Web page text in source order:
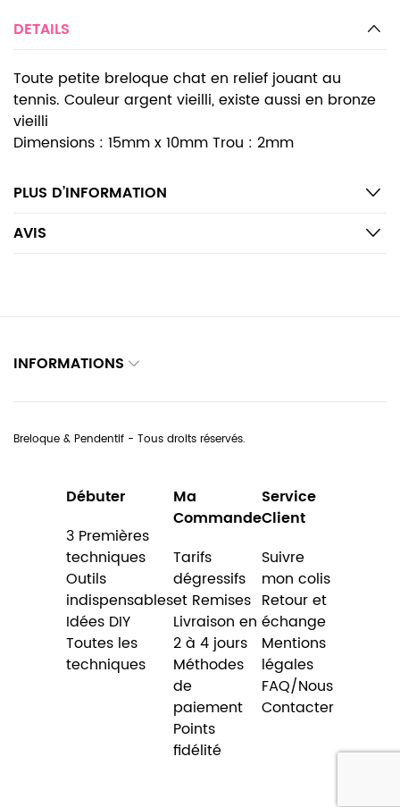
DETAILS
Toute petite breloque chat en relief jouant au
tennis. Couleur argent vieilli, existe aussi en bronze
vieilli
Dimensions : 15mm x 10mm Trou : 2mm
PLUS D’INFORMATION
AVIS
INFORMATIONS
Breloque & Pendentif - Tous droits réservés.
Débuter
3 Premières
techniques
Outils
indispensables
Idées DIY
Toutes les
techniques
Ma
Commande
Tarifs
dégressifs
et Remises
Livraison en
2 à 4 jours
Méthodes
de
paiement
Points
fidélité
Service
Client
Suivre
mon colis
Retour et
échange
Mentions
légales
FAQ/Nous
Contacter